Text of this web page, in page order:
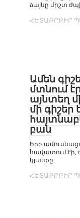
ձայնը միշտ
ՀԵՏԱՔՐՔԻՐ
Ամեն
մտնում
այնտեղ
մի
բան
Երբ
հավատում էի,
կյանքը,
ՀԵՏԱՔՐՔԻՐ